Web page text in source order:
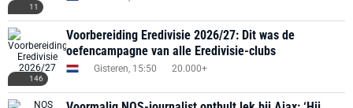
11
146
Voorbereiding Eredivisie 2026/27: Dit was de
oefencampagne van alle Eredivisie-clubs
Gisteren, 15:50 20.000+